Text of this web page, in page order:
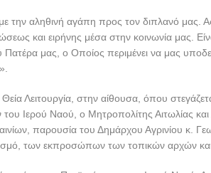
την αληθινή αγάπη προς τον διπλανό μας.
και ειρήνης μέσα στην κοινωνία μας.
μας, ο Οποίος περιμένει να μας
Λειτουργία, στην αίθουσα, όπου
του Ιερού Ναού, ο Μητροπολίτης Αιτωλίας
παρουσία του Δημάρχου Αγρινίου κ.
των εκπροσώπων των τοπικών αρχών